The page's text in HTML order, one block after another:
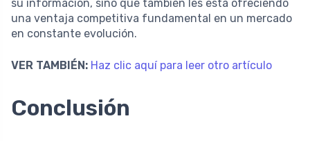
su información, sino que también les está ofreciendo
una ventaja competitiva fundamental en un mercado
en constante evolución.
VER TAMBIÉN: Haz clic aquí para leer otro artículo
Conclusión